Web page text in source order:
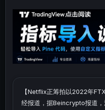
【Netflix正筹拍以2022年
经报道，据Beincrypto报道